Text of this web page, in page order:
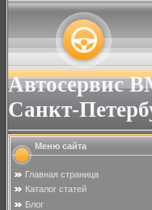
Автосервис
Санкт-
Меню сайта
Главная страница
Каталог статей
Блог